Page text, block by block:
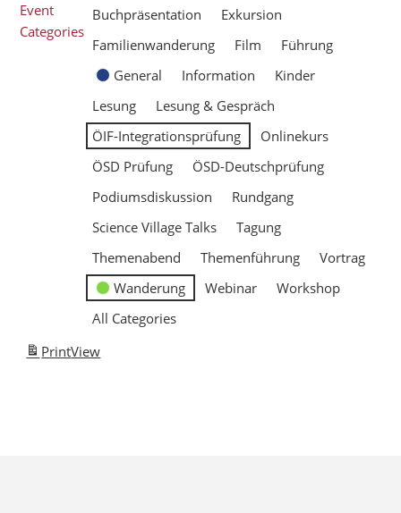
Event
Categories
Buchpräsentation
Exkursion
Familienwanderung
Film
Führung
General
Information
Kinder
Lesung
Lesung & Gespräch
ÖIF-Integrationsprüfung
Onlinekurs
ÖSD Prüfung
ÖSD-Deutschprüfung
Podiumsdiskussion
Rundgang
Science Village Talks
Tagung
Themenabend
Themenführung
Vortrag
Wanderung
Webinar
Workshop
All Categories
PrintView